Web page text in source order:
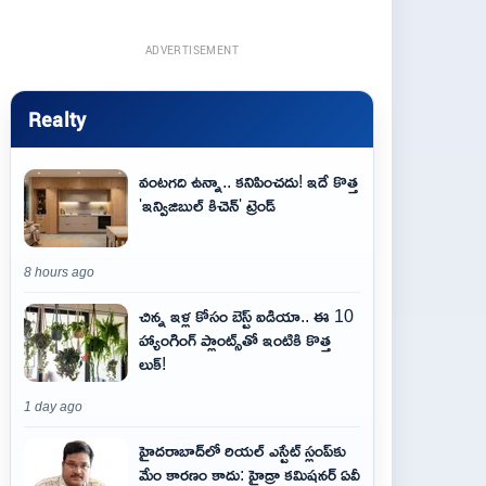
ADVERTISEMENT
Realty
వంటగది ఉన్నా.. కనిపించదు! ఇదే కొత్త
'ఇన్విజిబుల్ కిచెన్' ట్రెండ్
8 hours ago
చిన్న ఇళ్ల కోసం బెస్ట్ ఐడియా.. ఈ 10
హ్యాంగింగ్ ప్లాంట్స్‌తో ఇంటికి కొత్త
లుక్!
1 day ago
హైదరాబాద్‌లో రియల్ ఎస్టేట్ స్లంప్‌కు
మేం కారణం కాదు: హైడ్రా కమిషనర్ ఏవీ